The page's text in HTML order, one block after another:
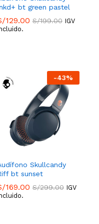
bt green pastel
129.00 S/199.00 IGV
-43%
Skullcandy
bt sunset
169.00 S/299.00 IGV